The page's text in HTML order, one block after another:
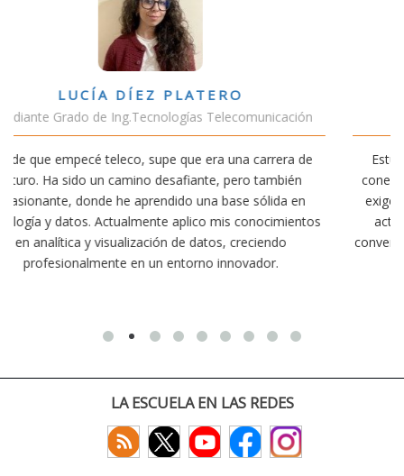
de
VÍCTOR SÁNCHEZ VALENCIA
Estudiante Doble Grado Teleco-ADE
Estudiar teleco me ha permitido comprender cómo la
conectividad afecta nuestra vida diaria. Aunque la
exige esfuerzo, he dedicado parte de mi tiempo a otras
actividades como el salvamento y socorrismo. Estoy
convencido de que elegir teleco ha sido una de las
decisiones que he tomado.
LA ESCUELA EN LAS REDES